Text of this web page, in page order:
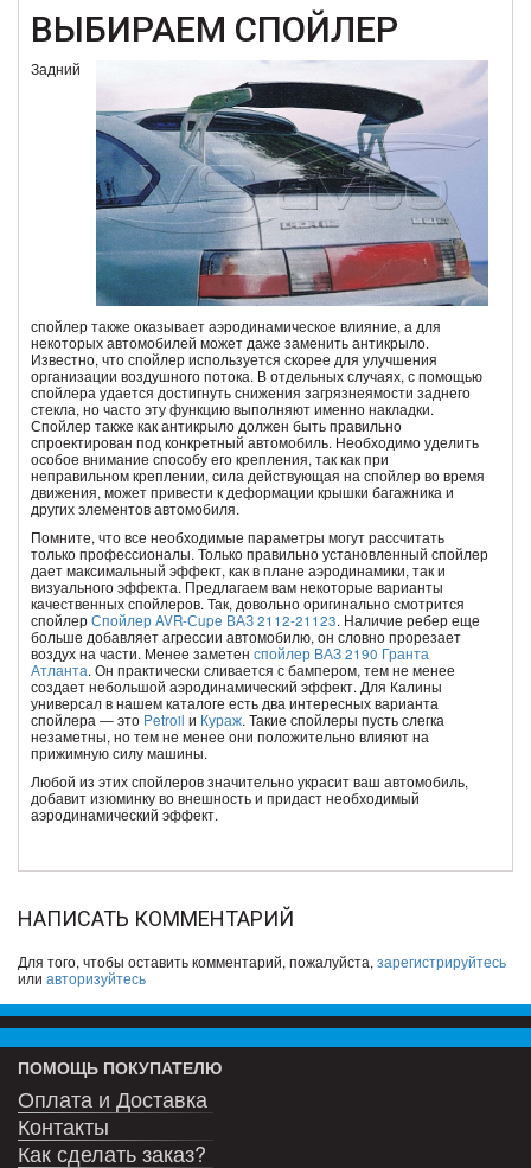
ВЫБИРАЕМ СПОЙЛЕР
Задний
спойлер также оказывает аэродинамическое влияние, а для
некоторых автомобилей может даже заменить антикрыло.
Известно, что спойлер используется скорее для улучшения
организации воздушного потока. В отдельных случаях, с помощью
спойлера удается достигнуть снижения загрязнеямости заднего
стекла, но часто эту функцию выполняют именно накладки.
Спойлер также как антикрыло должен быть правильно
спроектирован под конкретный автомобиль. Необходимо уделить
особое внимание способу его крепления, так как при
неправильном креплении, сила действующая на спойлер во время
движения, может привести к деформации крышки багажника и
других элементов автомобиля.
Помните, что все необходимые параметры могут рассчитать
только профессионалы. Только правильно установленный спойлер
дает максимальный эффект, как в плане аэродинамики, так и
визуального эффекта. Предлагаем вам некоторые варианты
качественных спойлеров. Так, довольно оригинально смотрится
спойлерСпойлер AVR-Сupe ВАЗ 2112-21123. Наличие ребер еще
больше добавляет агрессии автомобилю, он словно прорезает
воздух на части. Менее заметен спойлер ВАЗ 2190 Гранта
Атланта. Он практически сливается с бампером, тем не менее
создает небольшой аэродинамический эффект. Для Калины
универсал в нашем каталоге есть два интересных варианта
спойлера — это Petroil и Кураж. Такие спойлеры пусть слегка
незаметны, но тем не менее они положительно влияют на
прижимную силу машины.
Любой из этих спойлеров значительно украсит ваш автомобиль,
добавит изюминку во внешность и придаст необходимый
аэродинамический эффект.
НАПИСАТЬ КОММЕНТАРИЙ
Для того, чтобы оставить комментарий, пожалуйста, зарегистрируйтесь
или авторизуйтесь
ПОМОЩЬ ПОКУПАТЕЛЮ
Оплата и Доставка
Контакты
Как сделать заказ?